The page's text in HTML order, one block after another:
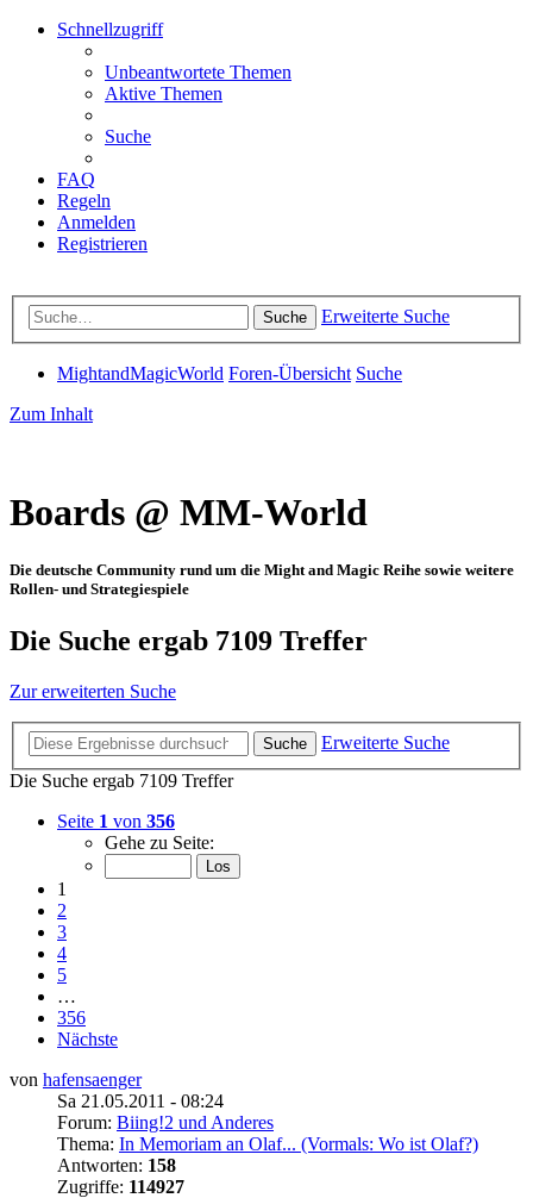
Schnellzugriff
Unbeantwortete Themen
Aktive Themen
Suche
FAQ
Regeln
Anmelden
Registrieren
Suche Erweiterte Suche
MightandMagicWorld Foren-Übersicht Suche
Zum Inhalt
Boards @ MM-World
Die deutsche Community rund um die Might and Magic Reihe sowie weitere
Rollen- und Strategiespiele
Die Suche ergab 7109 Treffer
Zur erweiterten Suche
Suche
Erweiterte Suche
Die Suche ergab 7109 Treffer
Seite 1 von 356
Gehe zu Seite:
1
2
3
4
5
…
356
Nächste
von hafensaenger
Sa 21.05.2011 - 08:24
Forum: Biing!2 und Anderes
Thema: In Memoriam an Olaf... (Vormals: Wo ist Olaf?)
Antworten: 158
Zugriffe: 114927